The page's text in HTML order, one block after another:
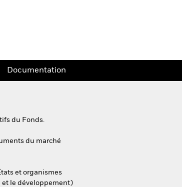
Documentation
du Fonds.
du marché
et organismes
et le développement)